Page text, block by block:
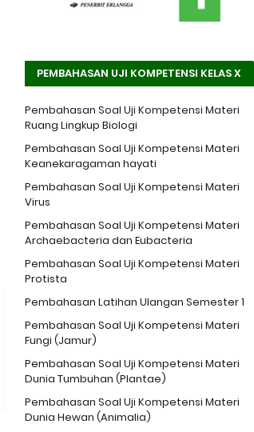
PEMBAHASAN UJI KOMPETENSI KELAS X
Pembahasan Soal Uji Kompetensi Materi
Ruang Lingkup Biologi
Pembahasan Soal Uji Kompetensi Materi
Keanekaragaman hayati
Pembahasan Soal Uji Kompetensi Materi
Virus
Pembahasan Soal Uji Kompetensi Materi
Archaebacteria dan Eubacteria
Pembahasan Soal Uji Kompetensi Materi
Protista
Pembahasan Latihan Ulangan Semester 1
Pembahasan Soal Uji Kompetensi Materi
Fungi (Jamur)
Pembahasan Soal Uji Kompetensi Materi
Dunia Tumbuhan (Plantae)
Pembahasan Soal Uji Kompetensi Materi
Dunia Hewan (Animalia)